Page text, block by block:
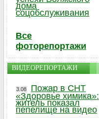
дома
соцобслуживания
Все
фоторепортажи
ВИДЕОРЕПОРТАЖИ
3.08
Пожар в СНТ
«Здоровье химика»:
житель показал
пепелище на видео